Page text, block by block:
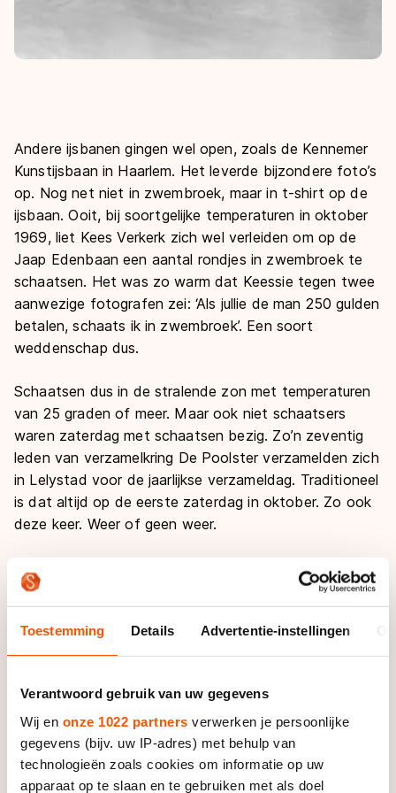
Toestemming Details Advertentie-instellingen
Verantwoord gebruik van uw gegevens
Wij en onze 1022 partners verwerken je persoonlijke
gegevens (bijv. uw IP-adres) met behulp van
technologieën zoals cookies om informatie op uw
apparaat op te slaan en te gebruiken met als doel
Andere ijsbanen gingen wel open, zoals de Kennemer
Kunstijsbaan in Haarlem. Het leverde bijzondere foto’s
op. Nog net niet in zwembroek, maar in t-shirt op de
ijsbaan. Ooit, bij soortgelijke temperaturen in oktober
1969, liet Kees Verkerk zich wel verleiden om op de
Jaap Edenbaan een aantal rondjes in zwembroek te
schaatsen. Het was zo warm dat Keessie tegen twee
aanwezige fotografen zei: ‘Als jullie de man 250 gulden
betalen, schaats ik in zwembroek’. Een soort
weddenschap dus.
Schaatsen dus in de stralende zon met temperaturen
van 25 graden of meer. Maar ook niet schaatsers
waren zaterdag met schaatsen bezig. Zo’n zeventig
leden van verzamelkring De Poolster verzamelden zich
in Lelystad voor de jaarlijkse verzameldag. Traditioneel
is dat altijd op de eerste zaterdag in oktober. Zo ook
deze keer. Weer of geen weer.
Alles wat met schaatsen te maken heeft, wordt door
de leden van De Poolster verzamelt. De een houdt
het bij oude schaatsen, een ander bij speldjes of
ansichtkaarten en weer een ander verzamelt vooral
schaatsboeken. Ik behoor tot die laatste categorie en
nationaal schaatserfgoed bewaakt.
De verzameldag staat in het teken van ruilen, kopen,
bijkletsen en kijken welke bijzondere aanwinsten de
aanwezige leden op de kop hebben getikt. De een